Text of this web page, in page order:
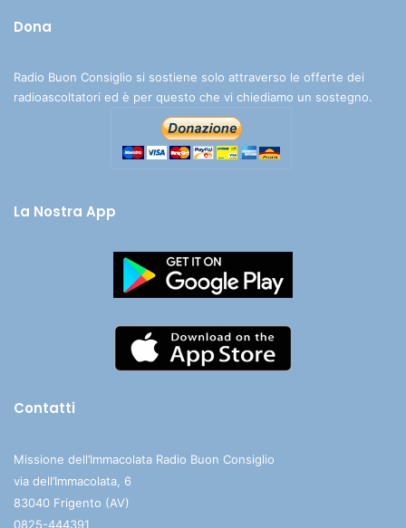
Dona
Radio Buon Consiglio si sostiene solo attraverso le offerte dei
radioascoltatori ed è per questo che vi chiediamo un sostegno.
La Nostra App
Contatti
Missione dell’Immacolata Radio Buon Consiglio
via dell’Immacolata, 6
83040 Frigento (AV)
0825-444391